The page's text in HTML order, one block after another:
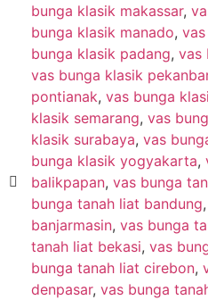
bunga klasik makassar,
bunga klasik manado,
bunga klasik padang, vas
vas bunga klasik
pontianak, vas bunga
klasik semarang, vas
klasik surabaya, vas
bunga klasik yogyakarta,
balikpapan, vas bunga
bunga tanah liat bandung,
banjarmasin, vas bunga
tanah liat bekasi, vas
bunga tanah liat cirebon,
denpasar, vas bunga